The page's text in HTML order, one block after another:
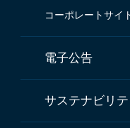
コーポレートサイ
電子公告
サステナビリテ